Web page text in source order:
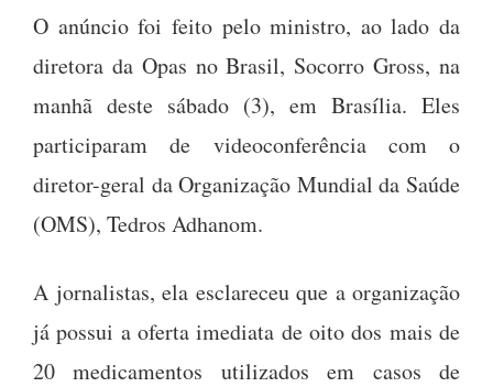
O anúncio foi feito pelo ministro, ao lado da
diretora da Opas no Brasil, Socorro Gross, na
manhã deste sábado (3), em Brasília. Eles
participaram de videoconferência com o
diretor-geral da Organização Mundial da Saúde
(OMS), Tedros Adhanom.
A jornalistas, ela esclareceu que a organização
já possui a oferta imediata de oito dos mais de
20 medicamentos utilizados em casos de